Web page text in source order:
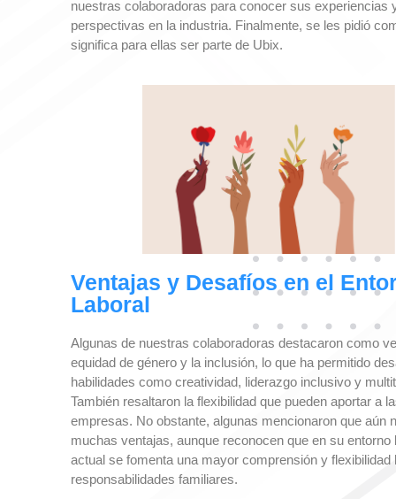
nuestras colaboradoras para conocer sus experiencias
perspectivas en la industria. Finalmente, se les pidió
significa para ellas ser parte de Ubix.
Ventajas y Desafíos en el
Laboral
Algunas de nuestras colaboradoras destacaron como
equidad de género y la inclusión, lo que ha permitido
habilidades como creatividad, liderazgo inclusivo y
También resaltaron la flexibilidad que pueden aportar a
empresas. No obstante, algunas mencionaron que aún
muchas ventajas, aunque reconocen que en su entorno
actual se fomenta una mayor comprensión y flexibilidad
responsabilidades familiares.